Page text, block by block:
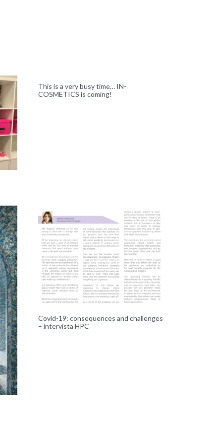
This is a very busy time… IN-
COSMETICS is coming!
Covid-19: consequences and challenges
– intervista HPC